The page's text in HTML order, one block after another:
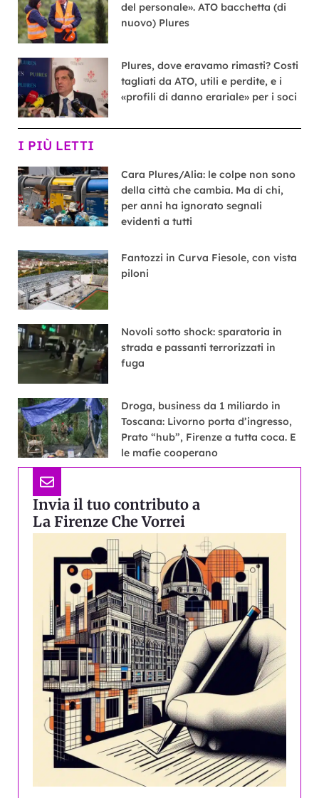
del personale». ATO bacchetta (di
nuovo) Plures
Plures, dove eravamo rimasti? Costi
tagliati da ATO, utili e perdite, e i
«profili di danno erariale» per i soci
I PIÙ LETTI
Cara Plures/Alia: le colpe non sono
della città che cambia. Ma di chi,
per anni ha ignorato segnali
evidenti a tutti
Fantozzi in Curva Fiesole, con vista
piloni
Novoli sotto shock: sparatoria in
strada e passanti terrorizzati in
fuga
Droga, business da 1 miliardo in
Toscana: Livorno porta d’ingresso,
Prato “hub”, Firenze a tutta coca. E
le mafie cooperano
Invia il tuo contributo a
La Firenze Che Vorrei